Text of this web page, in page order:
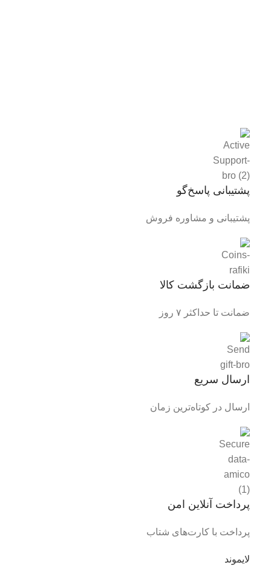
پرداخت آنلاین امن
پرداخت با کارت‌های شتاب
ارسال سریع
ارسال در کوتاه‌ترین زمان
ضمانت بازگشت کالا
ضمانت تا حداکثر ۷ روز
پشتیبانی پاسخ‌گو
پشتیبانی و مشاوره فروش
لایموند